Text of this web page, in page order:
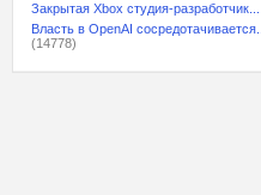
Закрытая Xbox студия-разработчик...
Власть в OpenAI сосредотачивается...
(14778)